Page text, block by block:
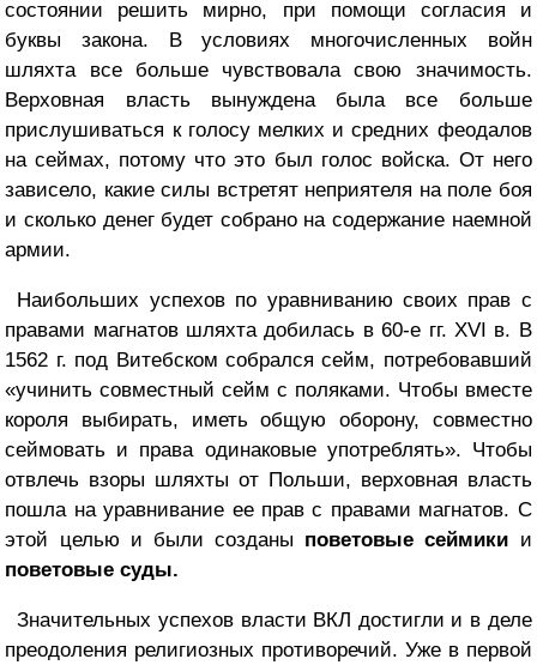
состоянии решить мирно, при помощи согласия и
буквы закона. В условиях многочисленных войн
шляхта все больше чувствовала свою значимость.
Верховная власть вынуждена была все больше
прислушиваться к голосу мелких и средних феодалов
на сеймах, потому что это был голос войска. От него
зависело, какие силы встретят неприятеля на поле боя
и сколько денег будет собрано на содержание наемной
армии.
Наибольших успехов по уравниванию своих прав с
правами магнатов шляхта добилась в 60-е гг. XVI в. В
1562 г. под Витебском собрался сейм, потребовавший
«учинить совместный сейм с поляками. Чтобы вместе
короля выбирать, иметь общую оборону, совместно
сеймовать и права одинаковые употреблять». Чтобы
отвлечь взоры шляхты от Польши, верховная власть
пошла на уравнивание ее прав с правами магнатов. С
этой целью и были созданы поветовые сеймики и
поветовые суды.
Значительных успехов власти ВКЛ достигли и в деле
преодоления религиозных противоречий. Уже в первой